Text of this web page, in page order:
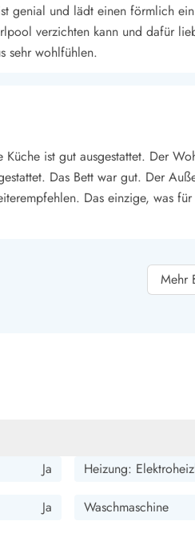
Fanö Esmark Blavand Esmark
genial und lädt einen förmlich
verzichten kann und dafür
sehr wohlfühlen.
ist gut ausgestattet. Der
Das Bett war gut. Der
Das einzige, was
. Tolle Lage direkt hinter den
und Service. Wir kommen gerne
Mehr
Ja Heizung:
Ja Waschmaschine